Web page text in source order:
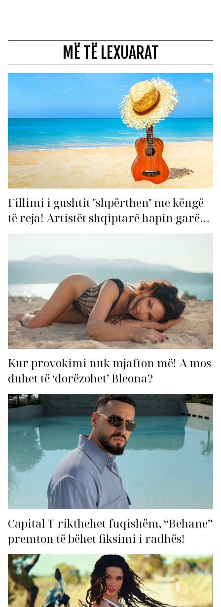
MË TË LEXUARAT
Fillimi i gushtit "shpërthen" me këngë
të reja! Artistët shqiptarë hapin garën
Kur provokimi nuk mjafton më! A mos
duhet të ‘dorëzohet’ Bleona?
Capital T rikthehet fuqishëm, “Behane”
premton të bëhet fiksimi i radhës!